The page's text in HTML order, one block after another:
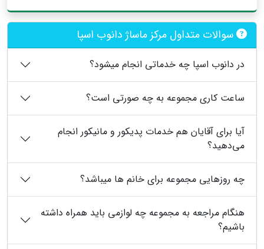
سوالات متداول مرکز ماساژ دانوب اسپا
در دانوب اسپا چه خدماتی انجام میشود؟
ساعت کاری مجموعه به چه صورتی است؟
آیا برای آقایان هم خدمات پدیکور و مانیکور انجام
می‌دهید؟
چه روزهایی مجموعه برای خانم ها میباشد؟
هنگام مراجعه به مجموعه چه لوازمی باید همراه داشته
باشیم؟